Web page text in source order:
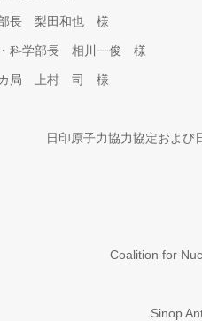
部長 梨田和也 様
科学部長 相川一俊 様
カ局 上村 司 様
日印原子力協力協定および
ン
Coalition for
ル
Sinop